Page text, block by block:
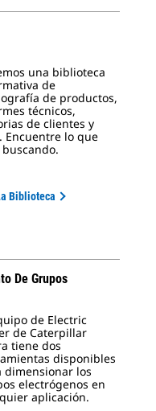
una biblioteca
de
de productos,
técnicos,
de clientes y
Encuentre lo que
Biblioteca
De Grupos
de Electric
de Caterpillar
tiene dos
disponibles
dimensionar los
electrógenos en
aplicación.